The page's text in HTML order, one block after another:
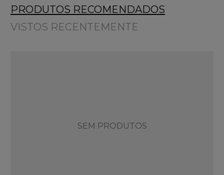
PRODUTOS RECOMENDADOS
VISTOS RECENTEMENTE
SEM PRODUTOS